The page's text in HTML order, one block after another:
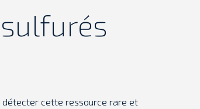
détecter cette ressource rare et